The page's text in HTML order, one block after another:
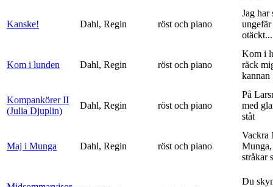
Kanske! Dahl, Regin röst och piano
Jag har
otäckt...
Kom i lunden Dahl, Regin röst och piano
Kom i
räck
kannan
Kompankörer II
(Julia Djuplin)
Dahl, Regin röst och piano
På
med
ståt
Maj i Munga Dahl, Regin röst och piano
Vackra
stråkar
Du